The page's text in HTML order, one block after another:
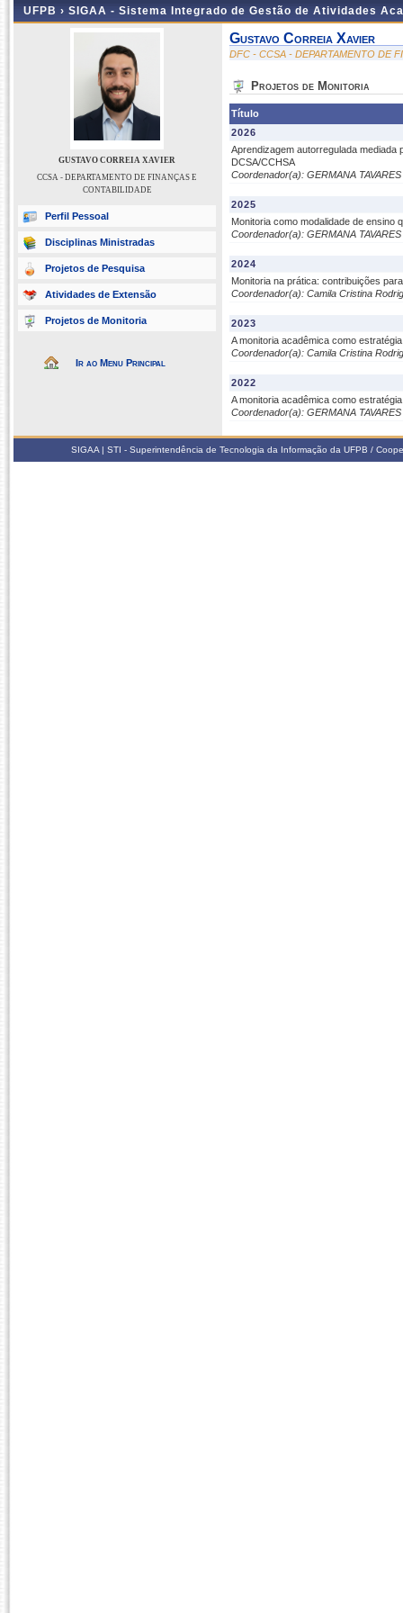
UFPB › SIGAA - Sistema Integrado de Gestão de Atividades
GUSTAVO CORREIA XAVIER
CCSA - DEPARTAMENTO DE FINANÇAS E
CONTABILIDADE
Perfil Pessoal
Disciplinas Ministradas
Projetos de Pesquisa
Atividades de Extensão
Projetos de Monitoria
Ir ao Menu Principal
Gustavo Correia Xavier
DFC - CCSA - DEPARTAMENTO DE
Projetos de Monitoria
Título
2026
Aprendizagem autorregulada mediada
DCSA/CCHSA
Coordenador(a): GERMANA
2025
Monitoria como modalidade de ensino
Coordenador(a): GERMANA
2024
Monitoria na prática: contribuições
Coordenador(a): Camila Cristina
2023
A monitoria acadêmica como
Coordenador(a): Camila Cristina
2022
A monitoria acadêmica como
Coordenador(a): GERMANA
SIGAA | STI - Superintendência de Tecnologia da Informação da UFPB /